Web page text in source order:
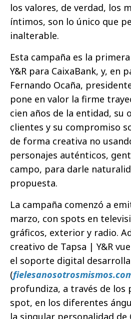
los valores, de verdad, los
íntimos, son lo único que
inalterable.
Esta campaña es la
Y&R para CaixaBank, y, en
Fernando Ocaña,
pone en valor la firme
cien años de la entidad, su
clientes y su compromiso
de forma creativa no
personajes auténticos,
campo, para darle
propuesta.
La campaña comenzó a
marzo, con spots en
gráficos, exterior y radio.
creativo de Tapsa | Y&R
el soporte digital
(
profundiza, a través de los
spot, en los diferentes
la singular personalidad de